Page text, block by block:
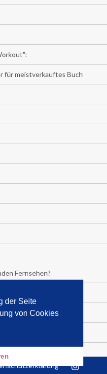
der Seite
von Cookies
für meistverkauftes Buch
Fernsehen?